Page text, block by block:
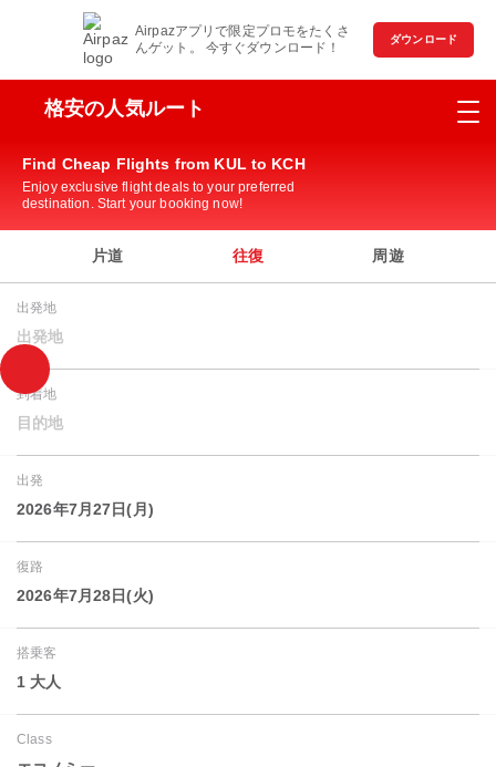
Airpazアプリで限定プロモをたくさ
んゲット。 今すぐダウンロード！
ダウンロード
格安の人気ルート
Find Cheap Flights from KUL to KCH
Enjoy exclusive flight deals to your preferred
destination. Start your booking now!
片道 往復 周遊
出発地
出発地
到着地
目的地
出発
2026年7月27日(月)
復路
2026年7月28日(火)
搭乗客
1 大人
Class